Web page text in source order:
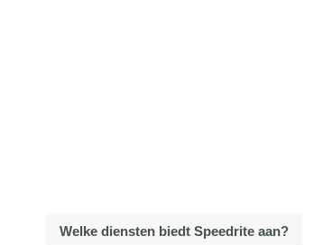
Welke diensten biedt Speedrite aan?